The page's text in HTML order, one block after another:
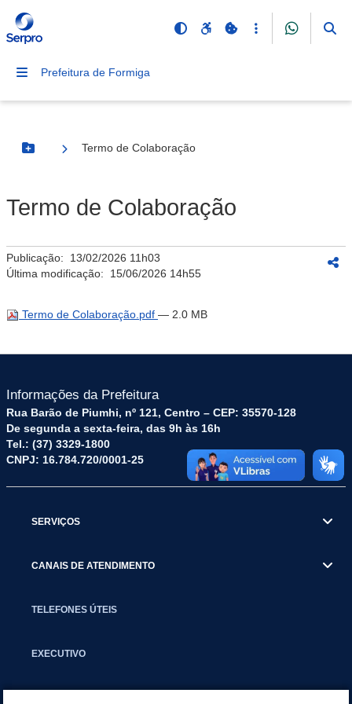
Prefeitura de Formiga
Botão Menu
Termo de Colaboração
Termo de Colaboração
Publicação: 13/02/2026 11h03
Última modificação: 15/06/2026 14h55
Termo de Colaboração.pdf — 2.0 MB
Informações da Prefeitura
Rua Barão de Piumhi, nº 121, Centro – CEP: 35570-128
De segunda a sexta-feira, das 9h às 16h
Tel.: (37) 3329-1800
CNPJ: 16.784.720/0001-25
SERVIÇOS
CANAIS DE ATENDIMENTO
TELEFONES ÚTEIS
EXECUTIVO